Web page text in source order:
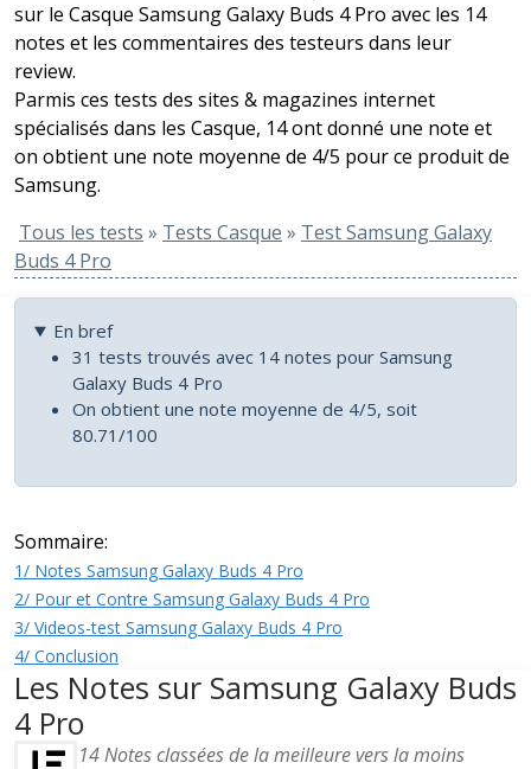
sur le Casque Samsung Galaxy Buds 4 Pro avec les 14
notes et les commentaires des testeurs dans leur
review.
Parmis ces tests des sites & magazines internet
spécialisés dans les Casque, 14 ont donné une note et
on obtient une note moyenne de 4/5 pour ce produit de
Samsung.
Tous les tests » Tests Casque » Test Samsung Galaxy
Buds 4 Pro
En bref
31 tests trouvés avec 14 notes pour Samsung
Galaxy Buds 4 Pro
On obtient une note moyenne de 4/5, soit
80.71/100
Sommaire:
1/ Notes Samsung Galaxy Buds 4 Pro
2/ Pour et Contre Samsung Galaxy Buds 4 Pro
3/ Videos-test Samsung Galaxy Buds 4 Pro
4/ Conclusion
Les Notes sur Samsung Galaxy Buds
4 Pro
14Notes classées de la meilleure vers la moins